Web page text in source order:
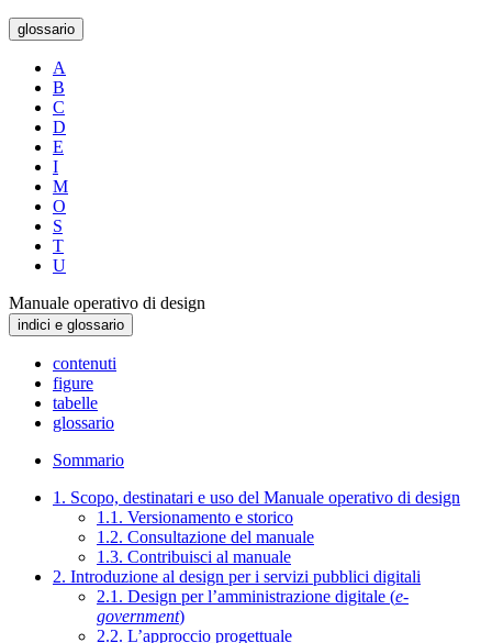
glossario
A
B
C
D
E
I
M
O
S
T
U
Manuale operativo di design
indici e glossario
contenuti
figure
tabelle
glossario
Sommario
1. Scopo, destinatari e uso del Manuale operativo di design
1.1. Versionamento e storico
1.2. Consultazione del manuale
1.3. Contribuisci al manuale
2. Introduzione al design per i servizi pubblici digitali
2.1. Design per l’amministrazione digitale (e-
government)
2.2. L’approccio progettuale